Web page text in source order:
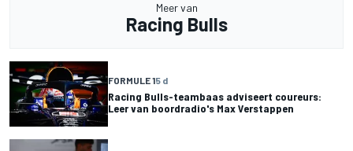
Meer van
Racing Bulls
FORMULE 15 d
Racing Bulls-teambaas adviseert coureurs:
Leer van boordradio's Max Verstappen